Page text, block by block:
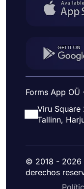
Forms App OÜ
Viru Square
Tallinn,
© 2018 - 2026
derechos